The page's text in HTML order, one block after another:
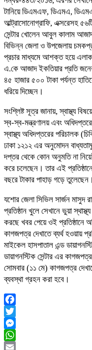
টানিয়ে ডিএমএফ, ডিএমএ,
আল্ট্রাসোনোগ্রাফি, এক্সরেসহ
সেন্টার খোলেন আবুল কালাম
বিভিন্ন জেলা ও উপজেলায়
প্রচার মাধ্যমে আশক্ত হয়ে
এ.কে আজাদ ইকতিয়ার প্রতি
৪৫ হাজার ৫০০ টাকা পর্যন্ত
ধরিয়ে দিচ্ছেন।
সংশ্লিষ্ট সূত্র জানায়, স্বাস্থ্য
স্ব-স্ব-মন্ত্রণালয় এবং
স্বাস্থ্য অধিদপ্তরের পরিচালক
ঢাকা ১২১২ এর অনুমোদন
দপ্তর থেকে কোন অনুমতি না
করে চলেছেন। তার এই
বছরে টাকার পাহাড় গড়ে তুলেছেন।
যশোর জেলা সিভিল সার্জন মাসুদ
প্রতিষ্ঠান খুলে সেখানে ভুয়া
করছে খবর পেয়ে ওই প্রতিষ্ঠানে
কাগজপত্র দেখাতে ব্যর্থ হওয়ায়
মাইকেল হাসপাতাল এন্ড
ডায়াগনস্টিক সেন্টার এর
সোমবার (১১ মে) কাগজপত্র
ব্যবস্থা গ্রহন করা হবে।
Facebook
Twitter
Messenger
WhatsApp